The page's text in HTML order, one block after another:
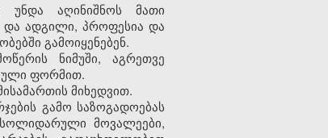
უნდა აღინიშნოს მათი
და ადგილი, პროფესია და
გამოიყენებენ.
ნიმუში, აგრეთვე
ფორმით.
მიხედვით.
გამო საზოგადოებას
მოვალეები,